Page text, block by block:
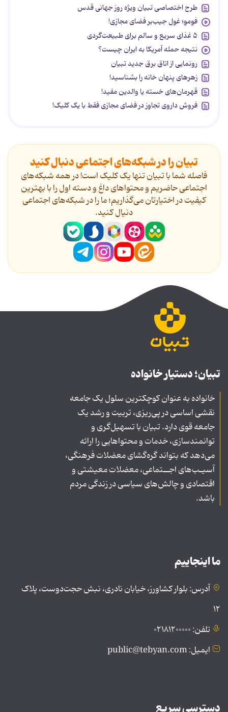
طرح اختصاصی تبیان ویژه روز جهانی قدس
فومو؛ غول جیب‌بر فضای مجازی!
۵ غذای سریع و سالم برای طبیعت‌گردی
نتیجه حمله آمریکا به ایران چیست؟
رونمایی از اتاق برق جدید تبیان
زهرهای پنهان خانه را بشناسید!
قهرمان‌های خسته یا والدین مفید!
فروش داروی تجاوز در فضای مجازی فقط با یک کلیک!
تبیان را در شبکه‌های اجتماعی دنبال کنید
فاصله شما با تبیان تنها یک کلیک است! در همه شبکه‌های
اجتماعی حاضریم و محتواهای داغ و دسته اول را با بهترین
کیفیت در اختیارتان می‌گذاریم؛ ما را در شبکه‌های اجتماعی
دنیال کنید.
تبیان؛ دستیار خانواده
خانواده به عنوان کوچکترین سلول یک جامعه
نقشی اساسی در پی‌ریزی، تربیت و رشد یک
جامعه قوی دارد. تبیان با تسهیل‌گری و
توانمندسازی، خدمات و محتواهایی را ارائه
می‌دهد که بتواند گره‌گشای معضلات فرهنگی،
آسیـب‌های اجــتماعی، معضلات معیشتی و
اقتصادی و چالش‌های سیاسی در زندگی مردم
باشد.
ما اینجاییم
آدرس: بلوار کشاورز، خیابان نادری، نبش حجت‌دوست، پلاک
۱۲
تلفن: ۰۲۱۸۱۲۰۰۰۰۰
ایمیل: public@tebyan.com
دسترسی سریع